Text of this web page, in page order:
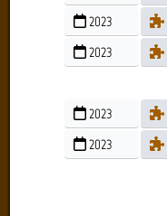
2023
2023
2023
2023